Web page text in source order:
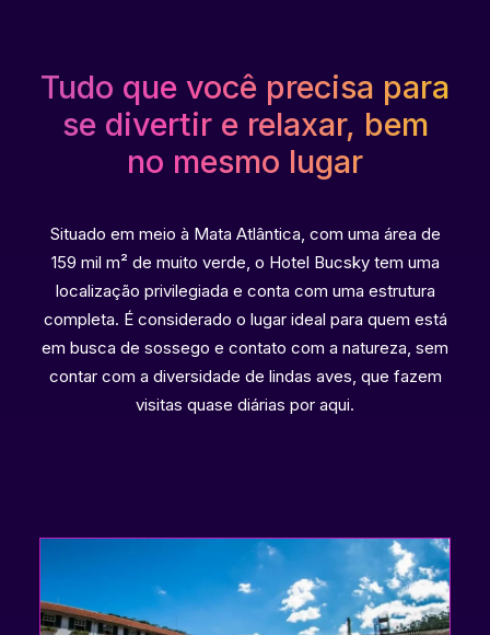
Tudo que você precisa para
se divertir e relaxar, bem
no mesmo lugar
Situado em meio à Mata Atlântica, com uma área de
159 mil m² de muito verde, o Hotel Bucsky tem uma
localização privilegiada e conta com uma estrutura
completa. É considerado o lugar ideal para quem está
em busca de sossego e contato com a natureza, sem
contar com a diversidade de lindas aves, que fazem
visitas quase diárias por aqui.